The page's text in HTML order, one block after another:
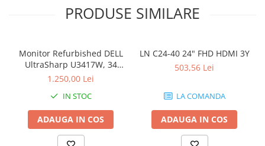
Tastaturi
Statii GRAFICE
Statii GRAFICE NOI
PRODUSE SIMILARE
Monitor Refurbished DELL
UltraSharp U3417W, 34
inch, Curbat Ultrawide
1.250,00 Lei
IN STOC
ADAUGA IN COS
LN C24-40 24" FHD HDMI 3Y
503,56 Lei
LA COMANDA
ADAUGA IN COS